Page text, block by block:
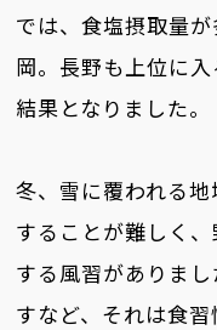
では、食塩摂取量
岡。長野も上位に
結果となりました。
冬、雪に覆われる
することが難しく
する風習がありま
すなど、それは食